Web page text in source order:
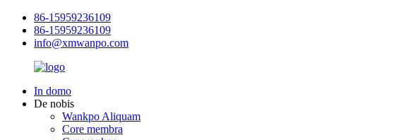
86-15959236109
86-15959236109
info@xmwanpo.com
In domo
De nobis
Wankpo Aliquam
Core membra